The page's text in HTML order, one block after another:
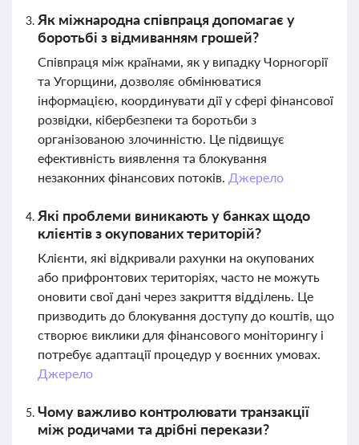
Як міжнародна співпраця допомагає у
боротьбі з відмиванням грошей?
Співпраця між країнами, як у випадку Чорногорії
та Угорщини, дозволяє обмінюватися
інформацією, координувати дії у сфері фінансової
розвідки, кібербезпеки та боротьби з
організованою злочинністю. Це підвищує
ефективність виявлення та блокування
незаконних фінансових потоків. Джерело
Які проблеми виникають у банках щодо
клієнтів з окупованих територій?
Клієнти, які відкривали рахунки на окупованих
або прифронтових територіях, часто не можуть
оновити свої дані через закриття відділень. Це
призводить до блокування доступу до коштів, що
створює виклики для фінансового моніторингу і
потребує адаптації процедур у воєнних умовах.
Джерело
Чому важливо контролювати транзакції
між родичами та дрібні перекази?